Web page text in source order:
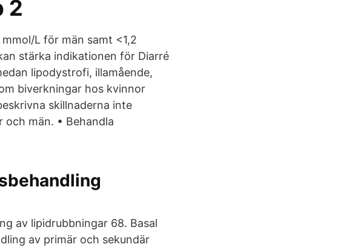
2
L för män samt <1,2
stärka indikationen för Diarré
lipodystrofi, illamående,
biverkningar hos kvinnor
skillnaderna inte
män. • Behandla
av lipidrubbningar 68. Basal
av primär och sekundär